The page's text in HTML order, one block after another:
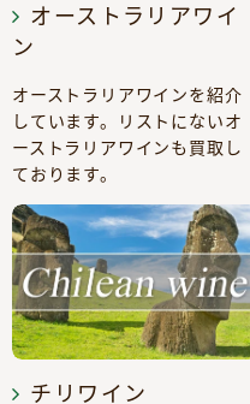
オーストラリアワイ
ン
オーストラリアワインを紹介
しています。リストにないオ
ーストラリアワインも買取し
ております。
チリワイン